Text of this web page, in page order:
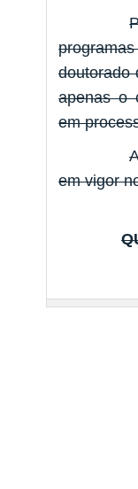
doutorado
apenas o
em
em vigor